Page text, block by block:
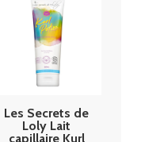
Les Secrets de
Loly Lait
capillaire Kurl